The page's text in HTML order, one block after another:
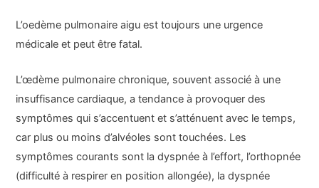
L’oedème pulmonaire aigu est toujours une urgence
médicale et peut être fatal.
L’œdème pulmonaire chronique, souvent associé à une
insuffisance cardiaque, a tendance à provoquer des
symptômes qui s’accentuent et s’atténuent avec le temps,
car plus ou moins d’alvéoles sont touchées. Les
symptômes courants sont la dyspnée à l’effort, l’orthopnée
(difficulté à respirer en position allongée), la dyspnée